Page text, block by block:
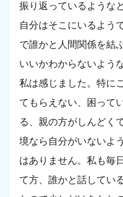
振り返っているような
自分はそこにいるよう
で誰かと人間関係を結
いいかわからないよう
私は感じました。特に
てもらえない、困って
る、親の方がしんどく
境なら自分がいないよ
はありません。私も毎
て方、誰かと話してい